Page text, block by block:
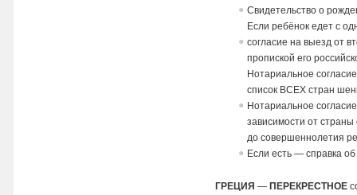
Свидетельство о
Если ребёнок едет с
согласие на выезд от
пропиской его
Нотариальное
список ВСЕХ стран
Нотариальное
зависимости от
до совершеннолетия
Если есть — справка
ГРЕЦИЯ —ПЕРЕКРЕСТНОЕ